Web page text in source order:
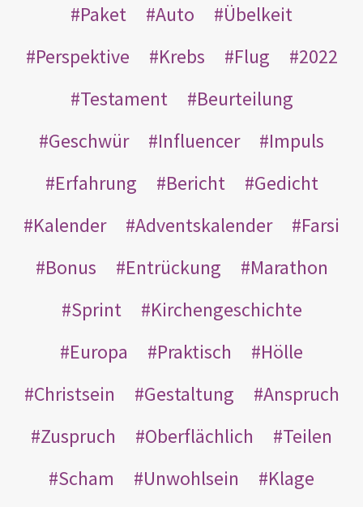
Paket
Auto
Übelkeit
Perspektive
Krebs Flug
2022
Testament
Beurteilung
Geschwür
Influencer
Impuls
Erfahrung
Bericht
Gedicht
Kalender
Adventskalender
Farsi
Bonus
Entrückung
Marathon
Sprint
Kirchengeschichte
Europa
Praktisch
Hölle
Christsein
Gestaltung
Anspruch
Zuspruch
Oberflächlich
Teilen
Scham
Unwohlsein
Klage